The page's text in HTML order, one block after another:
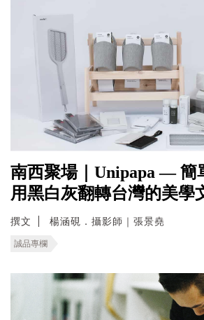
南西聚場｜Unipapa — 簡
用黑白灰翻轉台灣的美學
撰文 楊涵硯．攝影師｜張景堯
誠品專欄